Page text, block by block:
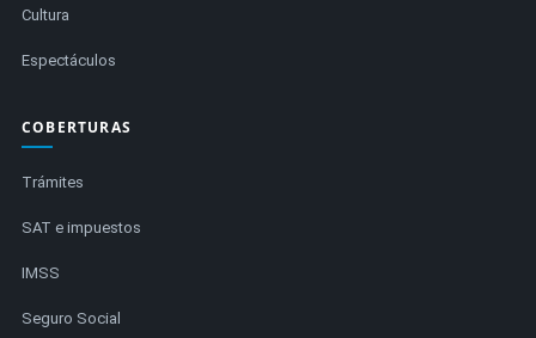
Cultura
Espectáculos
COBERTURAS
Trámites
SAT e impuestos
IMSS
Seguro Social